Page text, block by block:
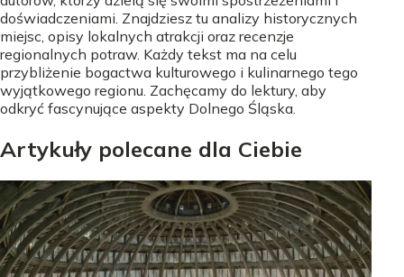
doświadczeniami. Znajdziesz tu analizy historycznych
miejsc, opisy lokalnych atrakcji oraz recenzje
regionalnych potraw. Każdy tekst ma na celu
przybliżenie bogactwa kulturowego i kulinarnego tego
wyjątkowego regionu. Zachęcamy do lektury, aby
odkryć fascynujące aspekty Dolnego Śląska.
Artykuły polecane dla Ciebie